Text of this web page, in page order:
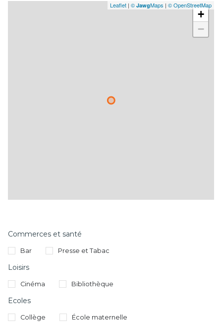
+
−
Leaflet | © JawgMaps | © OpenStreetMap
Commerces et santé
Bar Presse et Tabac
Loisirs
Cinéma Bibliothèque
Ecoles
Collège École maternelle